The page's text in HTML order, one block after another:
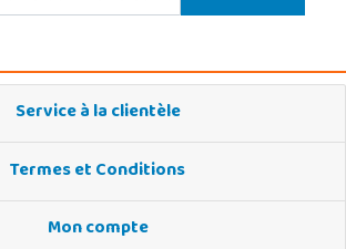
Service à la clientèle
Termes et Conditions
Mon compte